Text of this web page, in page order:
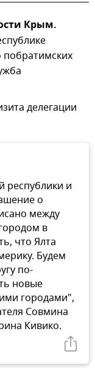
Крым.
побратимских
делегации
республики и
о
между
в
что Ялта
Будем
по-
новые
городами",
Совмина
Кивико.